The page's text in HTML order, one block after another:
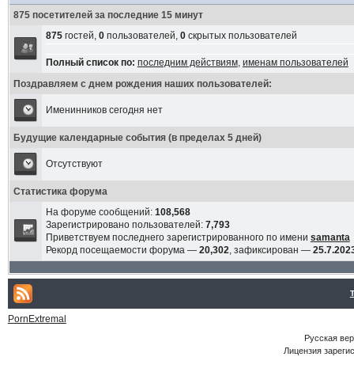
875 посетителей за последние 15 минут
875гостей, 0пользователей, 0скрытых пользователей
Полный список по: последним действиям, именам пользователей
Поздравляем с днем рождения наших пользователей:
Именинников сегодня нет
Будущие календарные события (в пределах 5 дней)
Отсутствуют
Статистика форума
На форуме сообщений: 108,568
Зарегистрировано пользователей: 7,793
Приветствуем последнего зарегистрированного по имени samanta
Рекорд посещаемости форума — 20,302, зафиксирован —
PornExtremal
Русская
Лицензия